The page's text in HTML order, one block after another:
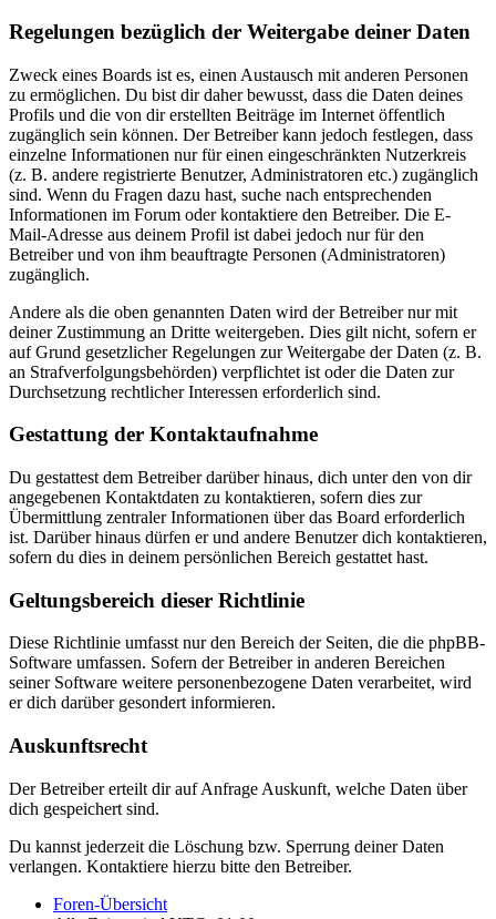
Regelungen bezüglich der Weitergabe deiner Daten
Zweck eines Boards ist es, einen Austausch mit anderen Personen
zu ermöglichen. Du bist dir daher bewusst, dass die Daten deines
Profils und die von dir erstellten Beiträge im Internet öffentlich
zugänglich sein können. Der Betreiber kann jedoch festlegen, dass
einzelne Informationen nur für einen eingeschränkten Nutzerkreis
(z. B. andere registrierte Benutzer, Administratoren etc.) zugänglich
sind. Wenn du Fragen dazu hast, suche nach entsprechenden
Informationen im Forum oder kontaktiere den Betreiber. Die E-
Mail-Adresse aus deinem Profil ist dabei jedoch nur für den
Betreiber und von ihm beauftragte Personen (Administratoren)
zugänglich.
Andere als die oben genannten Daten wird der Betreiber nur mit
deiner Zustimmung an Dritte weitergeben. Dies gilt nicht, sofern er
auf Grund gesetzlicher Regelungen zur Weitergabe der Daten (z. B.
an Strafverfolgungsbehörden) verpflichtet ist oder die Daten zur
Durchsetzung rechtlicher Interessen erforderlich sind.
Gestattung der Kontaktaufnahme
Du gestattest dem Betreiber darüber hinaus, dich unter den von dir
angegebenen Kontaktdaten zu kontaktieren, sofern dies zur
Übermittlung zentraler Informationen über das Board erforderlich
ist. Darüber hinaus dürfen er und andere Benutzer dich kontaktieren,
sofern du dies in deinem persönlichen Bereich gestattet hast.
Geltungsbereich dieser Richtlinie
Diese Richtlinie umfasst nur den Bereich der Seiten, die die phpBB-
Software umfassen. Sofern der Betreiber in anderen Bereichen
seiner Software weitere personenbezogene Daten verarbeitet, wird
er dich darüber gesondert informieren.
Auskunftsrecht
Der Betreiber erteilt dir auf Anfrage Auskunft, welche Daten über
dich gespeichert sind.
Du kannst jederzeit die Löschung bzw. Sperrung deiner Daten
verlangen. Kontaktiere hierzu bitte den Betreiber.
Foren-Übersicht